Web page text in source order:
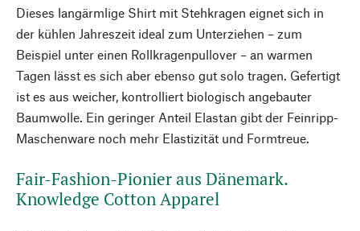
Dieses langärmlige Shirt mit Stehkragen eignet sich in
der kühlen Jahreszeit ideal zum Unterziehen – zum
Beispiel unter einen Rollkragenpullover – an warmen
Tagen lässt es sich aber ebenso gut solo tragen. Gefertigt
ist es aus weicher, kontrolliert biologisch angebauter
Baumwolle. Ein geringer Anteil Elastan gibt der Feinripp-
Maschenware noch mehr Elastizität und Formtreue.
Fair-Fashion-Pionier aus Dänemark.
Knowledge Cotton Apparel